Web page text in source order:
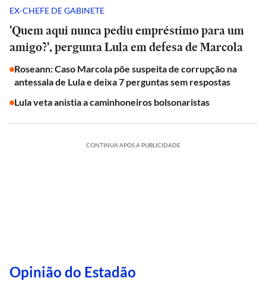
EX-CHEFE DE GABINETE
'Quem aqui nunca pediu empréstimo para um
amigo?', pergunta Lula em defesa de Marcola
Roseann: Caso Marcola põe suspeita de corrupção na
antessala de Lula e deixa 7 perguntas sem respostas
Lula veta anistia a caminhoneiros bolsonaristas
CONTINUA APÓS A PUBLICIDADE
Opinião do Estadão